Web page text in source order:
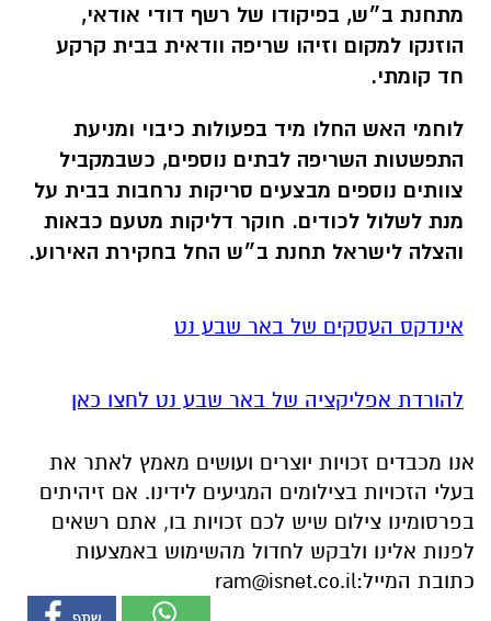
מתחנת ב״ש, בפיקודו של רשף דודי אודאי,
הוזנקו למקום וזיהו שריפה וודאית בבית קרקע
חד קומתי.
לוחמי האש החלו מיד בפעולות כיבוי ומניעת
התפשטות השריפה לבתים נוספים, כשבמקביל
צוותים נוספים מבצעים סריקות נרחבות בבית על
מנת לשלול לכודים. חוקר דליקות מטעם כבאות
והצלה לישראל תחנת ב״ש החל בחקירת האירוע.
אינדקס העסקים של באר שבע נט
להורדת אפליקציה של באר שבע נט לחצו כאן
אנו מכבדים זכויות יוצרים ועושים מאמץ לאתר את
בעלי הזכויות בצילומים המגיעים לידינו. אם זיהיתים
בפרסומינו צילום שיש לכם זכויות בו, אתם רשאים
לפנות אלינו ולבקש לחדול מהשימוש באמצעות
כתובת המייל:ram@isnet.co.il